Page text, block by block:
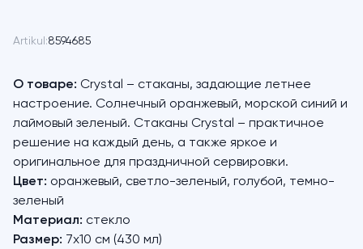
Artikul:8594685
О товаре: Crystal – стаканы, задающие летнее
настроение. Солнечный оранжевый, морской синий и
лаймовый зеленый. Стаканы Crystal – практичное
решение на каждый день, а также яркое и
оригинальное для праздничной сервировки.
Цвет: оранжевый, светло-зеленый, голубой, темно-
зеленый
Материал: стекло
Размер: 7х10 см (430 мл)